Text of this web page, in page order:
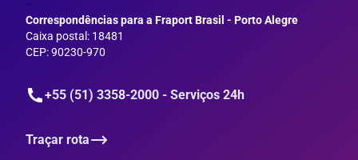
--
Correspondências para a Fraport Brasil - Porto Alegre
Caixa postal: 18481
CEP: 90230-970
+55 (51) 3358-2000 - Serviços 24h
Traçar rota